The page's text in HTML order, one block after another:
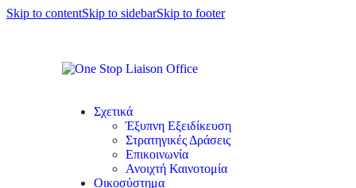
Skip to contentSkip to sidebarSkip to footer
Σχετικά
Έξυπνη Εξειδίκευση
Στρατηγικές Δράσεις
Επικοινωνία
Ανοιχτή Καινοτομία
Οικοσύστημα